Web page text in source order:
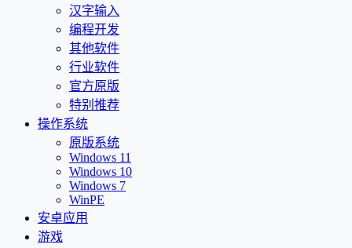
汉字输入
编程开发
其他软件
行业软件
官方原版
特别推荐
操作系统
原版系统
Windows 11
Windows 10
Windows 7
WinPE
安卓应用
游戏